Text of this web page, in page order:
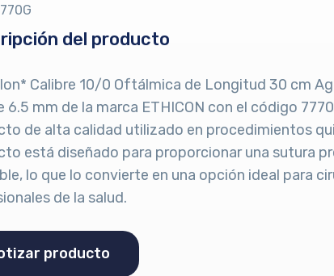
del producto
Calibre 10/0 Oftálmica de Longitud 30 cm
6.5 mm de la marca ETHICON con el código
de alta calidad utilizado en procedimientos
está diseñado para proporcionar una sutura
lo que lo convierte en una opción ideal para
de la salud.
producto